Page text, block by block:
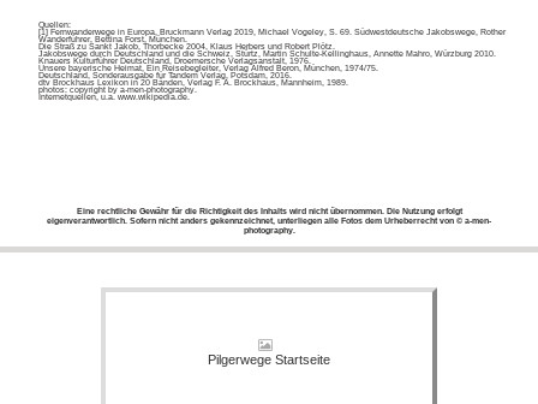
Quellen:
[1] Fernwanderwege in Europa, Bruckmann Verlag 2019, Michael Vogeley, S. 69. Südwestdeutsche Jakobswege, Rother
Wanderführer, Bettina Forst, München.
Die Straß zu Sankt Jakob, Thorbecke 2004, Klaus Herbers und Robert Plötz.
Jakobswege durch Deutschland und die Schweiz, Stürtz, Martin Schulte-Kellinghaus, Annette Mahro, Würzburg 2010.
Knauers Kulturführer Deutschland, Droemersche Verlagsanstalt, 1976.
Unsere bayerische Heimat, Ein Reisebegleiter, Verlag Alfred Beron, München, 1974/75.
Deutschland, Sonderausgabe für Tandem Verlag, Potsdam, 2016.
dtv Brockhaus Lexikon in 20 Bänden, Verlag F. A. Brockhaus, Mannheim, 1989.
photos: copyright by a-men-photography.
Internetquellen, u.a. www.wikipedia.de.
Eine rechtliche Gewähr für die Richtigkeit des Inhalts wird nicht übernommen. Die Nutzung erfolgt
eigenverantwortlich. Sofern nicht anders gekennzeichnet, unterliegen alle Fotos dem Urheberrecht von © a-men-
photography.
Pilgerwege Startseite